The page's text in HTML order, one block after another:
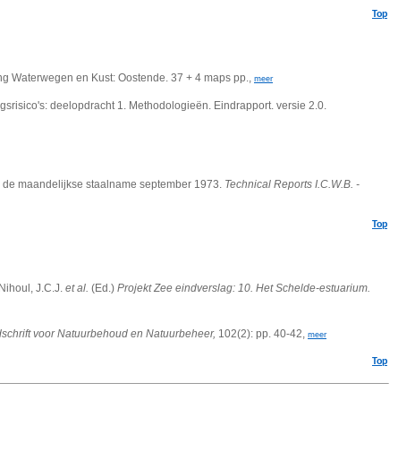
Top
Waterwegen en Kust: Oostende. 37 + 4 maps pp., meer
deelopdracht 1. Methodologieën. Eindrapport. versie 2.0.
maandelijkse staalname september 1973. Technical Reports I.C.W.B. -
Top
J.C.J. et al. (Ed.) Projekt Zee eindverslag: 10. Het Schelde-estuarium.
voor Natuurbehoud en Natuurbeheer, 102(2): pp. 40-42, meer
Top